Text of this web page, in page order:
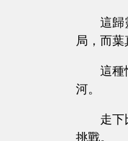
這歸
局，而
這種
河。
走下
挑戰。